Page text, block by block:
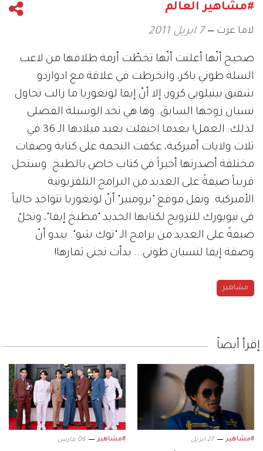
#مشاهير العالم
لاما عزت 7 ابريل 2011
صحيح أنّها أعلنت أنّها تخطّت أزمة طلاقها من لاعب
السلة طوني باكر، وانخرطت في علاقة مع ادواردو
شقيق بينيلوبي كروز، إلا أنّ إيفا لونغوريا ما زالت تحاول
نسيان زوجها السابق. وها هي تجد الوسيلة الفضلى
لذلك: العمل! بعدما احتفلت بعيد ميلادها الـ 36 في
ثلاث ولايات أميركية، عكفت النجمة على كتابة وصفات
مختلفة أصدرتها أخيراً في كتاب خاص بالطبخ. وستحل
قريباً ضيفةً على العديد من البرامج التلفزيونية
الأميركية. ونقل موقع "بروميير" أنّ لونغوريا تتواجد حالياً
في نيويورك للترويج لكتابها الجديد "مطبخ إيفا"، وتحلّ
ضيفةً على العديد من برامج الـ "توك شو". يبدو أنّ
وصفة إيفا لنسيان طوني... بدأت تجني ثمارها!
مشاهير
إقرأ أيضاً
#مشاهير 27 ابريل #مشاهير 06 مارس